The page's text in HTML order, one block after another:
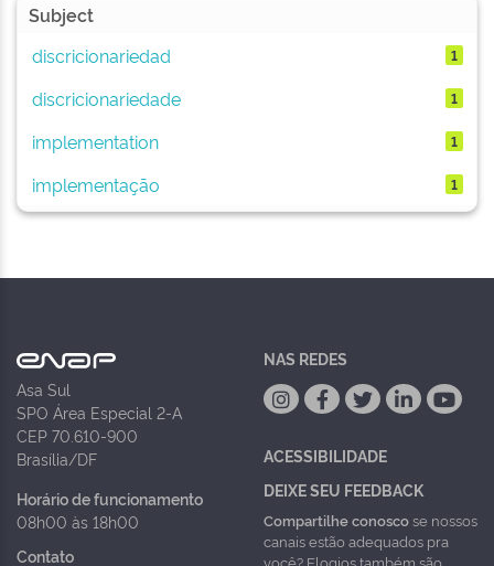
Subject
discricionariedad
1
discricionariedade 1
implementation 1
implementação 1
Asa Sul
SPO Área Especial 2-A
CEP 70.610-900
Brasília/DF
Horário de funcionamento
08h00 às 18h00
Contato
NAS REDES
ACESSIBILIDADE
DEIXE SEU FEEDBACK
Compartilhe conoscose nossos
canais estão adequados pra
você? Elogios também são